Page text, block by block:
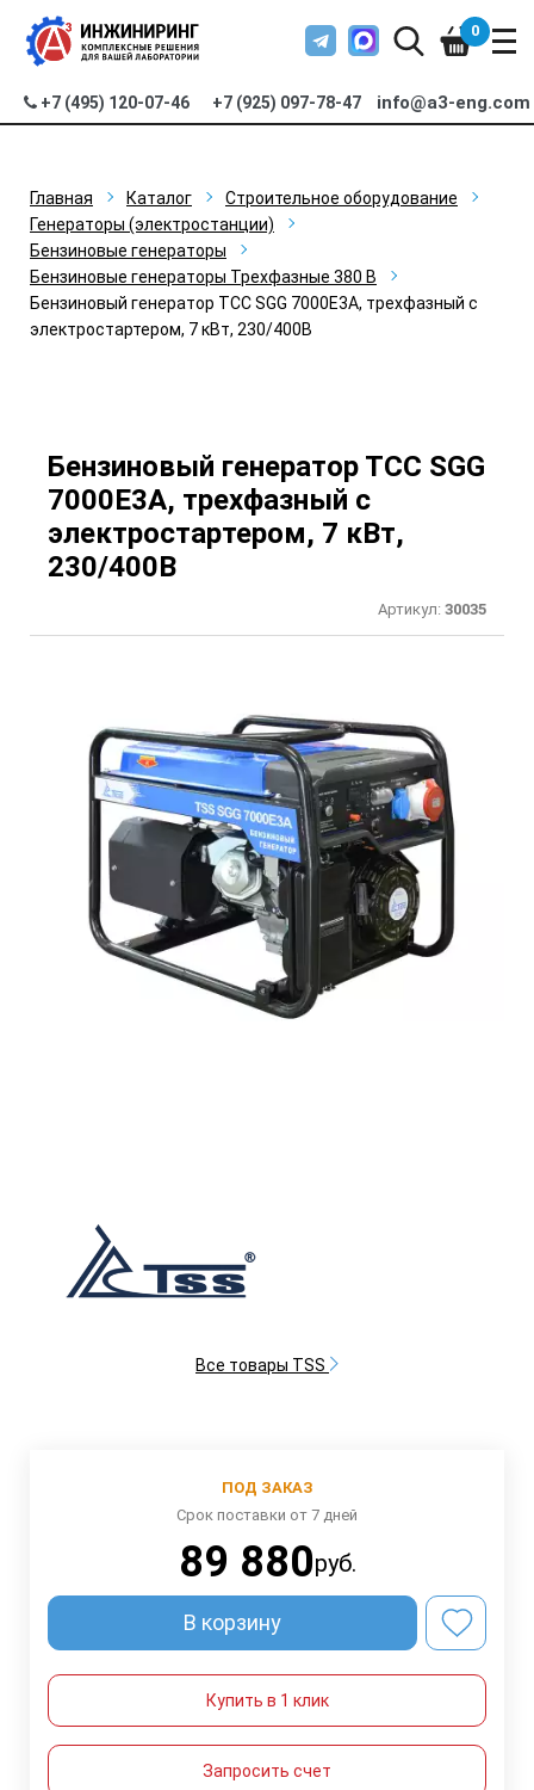
+7 (495) 120-07-46 +7 (925) 097-78-47 info@a3-eng.com
0
Главная Каталог
Строительное оборудование
Генераторы (электростанции)
Бензиновые генераторы
Бензиновые генераторы Трехфазные 380 В
Бензиновый генератор ТСС SGG 7000E3A, трехфазный с
электростартером, 7 кВт, 230/400В
Бензиновый генератор ТСС SGG
7000E3A, трехфазный с
электростартером, 7 кВт,
230/400В
Артикул: 30035
Все товары TSS
ПОД ЗАКАЗ
Срок поставки от 7 дней
89 880руб.
В корзину
Купить в 1 клик
Запросить счет